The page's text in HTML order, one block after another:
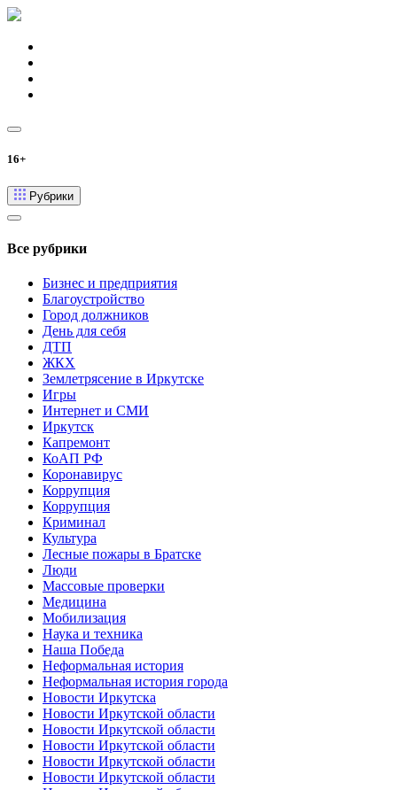
16+
Рубрики
Все рубрики
Бизнес и предприятия
Благоустройство
Город должников
День для себя
ДТП
ЖКХ
Землетрясение в Иркутске
Игры
Интернет и СМИ
Иркутск
Капремонт
КоАП РФ
Коронавирус
Коррупция
Коррупция
Криминал
Культура
Лесные пожары в Братске
Люди
Массовые проверки
Медицина
Мобилизация
Наука и техника
Наша Победа
Неформальная история
Неформальная история города
Новости Иркутска
Новости Иркутской области
Новости Иркутской области
Новости Иркутской области
Новости Иркутской области
Новости Иркутской области